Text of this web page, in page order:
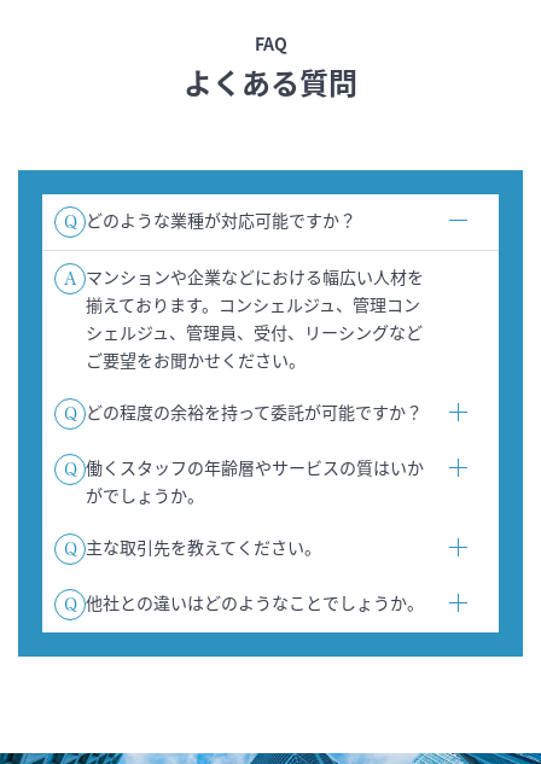
FAQ
よくある質問
Q どのような業種が対応可能ですか？
A
マンションや企業などにおける幅広い人材を
揃えております。コンシェルジュ、管理コン
シェルジュ、管理員、受付、リーシングなど
ご要望をお聞かせください。
Q どの程度の余裕を持って委託が可能ですか？
Q 働くスタッフの年齢層やサービスの質はいか
がでしょうか。
Q 主な取引先を教えてください。
Q 他社との違いはどのようなことでしょうか。